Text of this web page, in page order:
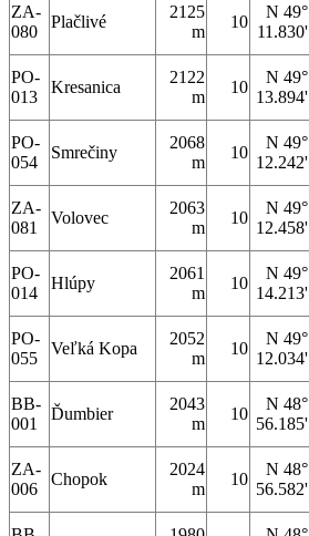
ZA-
080
Plačlivé
2125
m
10
N 49°
11.830'
PO-
013
Kresanica
2122
m
10
N 49°
13.894'
PO-
054
Smrečiny
2068
m
10
N 49°
12.242'
ZA-
081
Volovec
2063
m
10
N 49°
12.458'
PO-
014
Hlúpy
2061
m
10
N 49°
14.213'
PO-
055
Veľká Kopa
2052
m
10
N 49°
12.034'
BB-
001
Ďumbier
2043
m
10
N 48°
56.185'
ZA-
006
Chopok
2024
m
10
N 48°
56.582'